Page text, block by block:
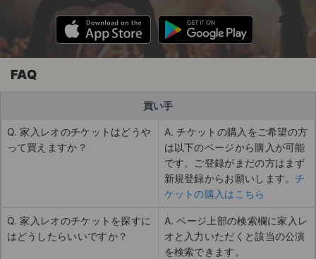
FAQ
買い手
Q. 家入レオのチケットはどうや
って買えますか？
A. チケットの購入をご希望の方
は以下のページから購入が可能
です。ご登録がまだの方はまず
新規登録からお願いします。 チ
ケットの購入はこちら
Q. 家入レオのチケットを探すに
はどうしたらいいですか？
A. ページ上部の検索欄に家入レ
オと入力いただくと該当の公演
を検索できます。